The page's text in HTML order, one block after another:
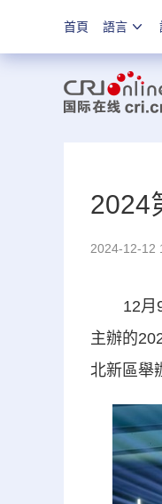
首頁 語言
2024
2024-12-12
12月9
主辦的
北新區舉